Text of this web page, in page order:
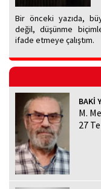
Bir önceki yazıda,
değil, düşünme
ifade etmeye çalıştım.
BAKİ
M.
27